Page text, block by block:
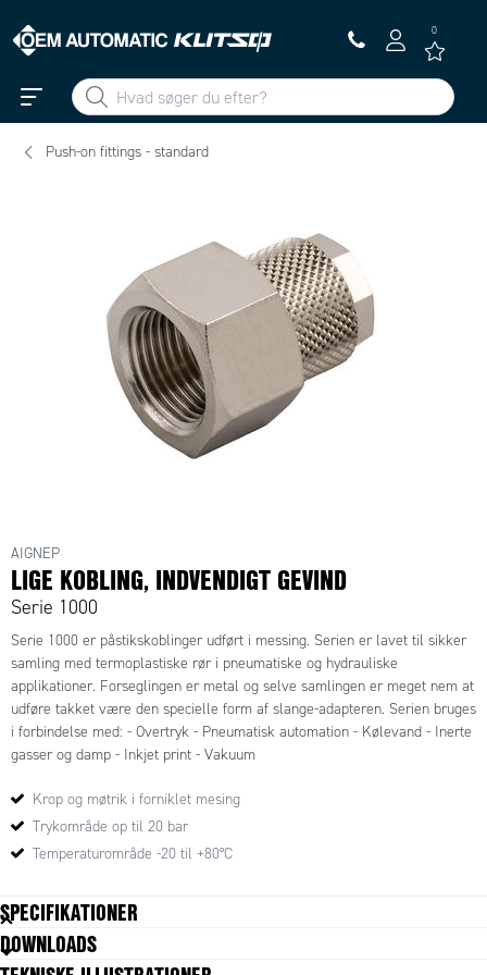
0
Push-on fittings - standard
AIGNEP
LIGE KOBLING, INDVENDIGT GEVIND
Serie 1000
Serie 1000 er påstikskoblinger udført i messing. Serien er lavet til sikker
samling med termoplastiske rør i pneumatiske og hydrauliske
applikationer. Forseglingen er metal og selve samlingen er meget nem at
udføre takket være den specielle form af slange-adapteren. Serien bruges
i forbindelse med: - Overtryk - Pneumatisk automation - Kølevand - Inerte
gasser og damp - Inkjet print - Vakuum
Krop og møtrik i forniklet mesing
Trykområde op til 20 bar
Temperaturområde -20 til +80°C
SPECIFIKATIONER
DOWNLOADS